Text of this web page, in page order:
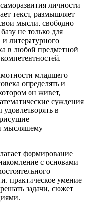
личности
текст, размышляет
мысли, свободно
не только для
и литературного
в любой предметной
младшего
определять и
он живет,
суждения
удовлетворять в
мыслящему
формирование
с основами
практическое умение
задачи, сюжет